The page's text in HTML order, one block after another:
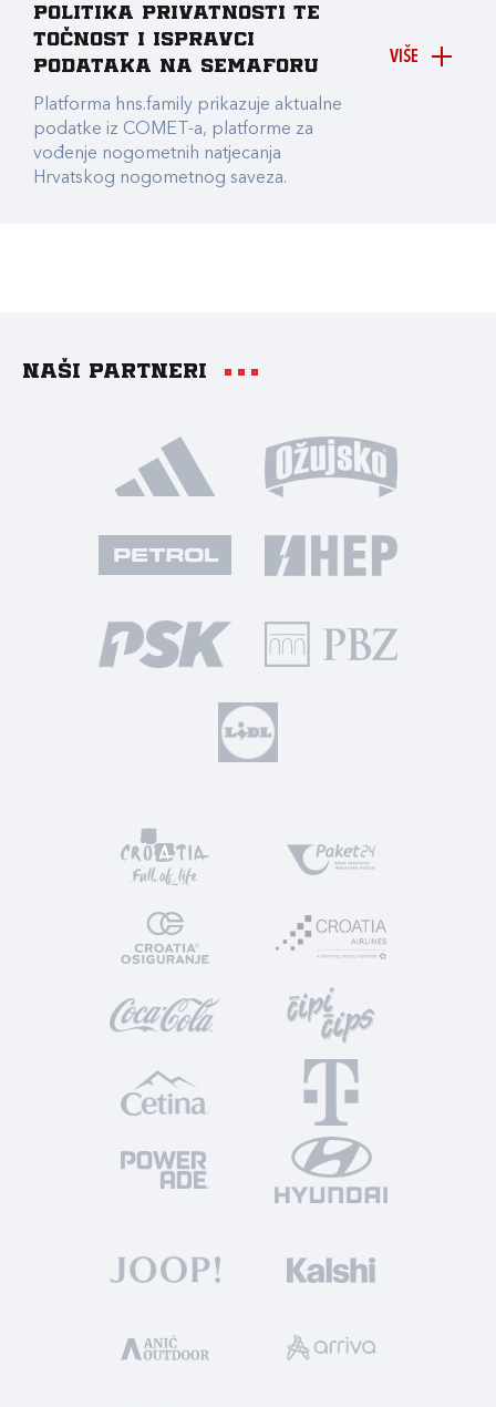
VIŠE
Politika privatnosti te
točnost i ispravci
podataka na Semaforu
Platforma hns.family prikazuje aktualne
podatke iz COMET-a, platforme za
vođenje nogometnih natjecanja
Hrvatskog nogometnog saveza.
Naši partneri